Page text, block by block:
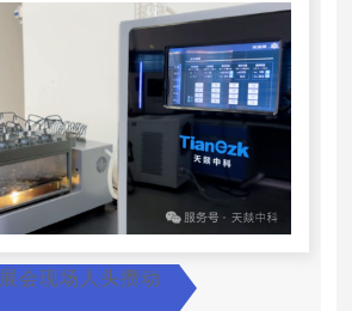
展会现场人头攒动